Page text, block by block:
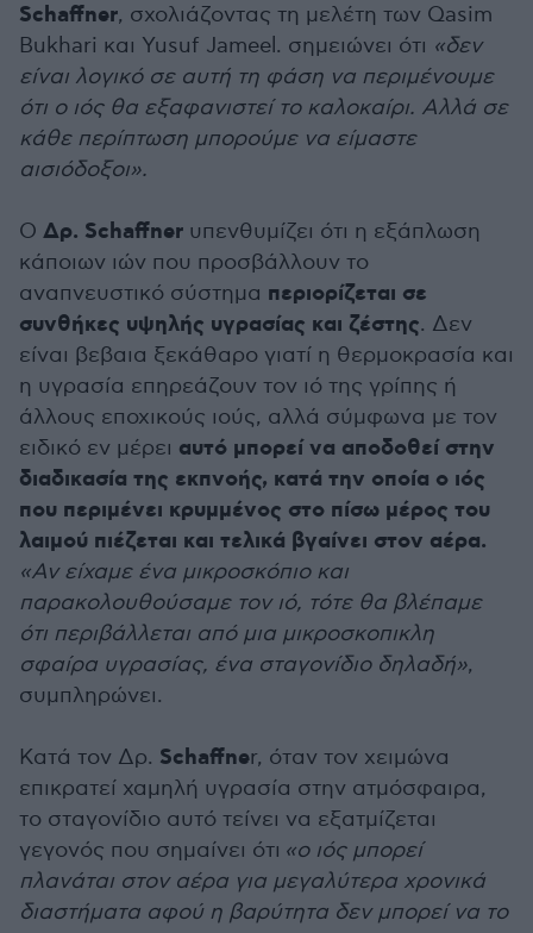
Schaffner, σχολιάζοντας τη μελέτη των Qasim
Bukhari και Yusuf Jameel. σημειώνει ότι «δεν
είναι λογικό σε αυτή τη φάση να περιμένουμε
ότι ο ιός θα εξαφανιστεί το καλοκαίρι. Αλλά σε
κάθε περίπτωση μπορούμε να είμαστε
αισιόδοξοι».
Ο Δρ. Schaffner υπενθυμίζει ότι η εξάπλωση
κάποιων ιών που προσβάλλουν το
αναπνευστικό σύστημα περιορίζεται σε
συνθήκες υψηλής υγρασίας και ζέστης. Δεν
είναι βεβαια ξεκάθαρο γιατί η θερμοκρασία και
η υγρασία επηρεάζουν τον ιό της γρίπης ή
άλλους εποχικούς ιούς, αλλά σύμφωνα με τον
ειδικό εν μέρει αυτό μπορεί να αποδοθεί στην
διαδικασία της εκπνοής, κατά την οποία ο ιός
που περιμένει κρυμμένος στο πίσω μέρος του
λαιμού πιέζεται και τελικά βγαίνει στον αέρα.
«Αν είχαμε ένα μικροσκόπιο και
παρακολουθούσαμε τον ιό, τότε θα βλέπαμε
ότι περιβάλλεται από μια μικροσκοπικλη
σφαίρα υγρασίας, ένα σταγονίδιο δηλαδή»,
συμπληρώνει.
Κατά τον Δρ. Schaffner, όταν τον χειμώνα
επικρατεί χαμηλή υγρασία στην ατμόσφαιρα,
το σταγονίδιο αυτό τείνει να εξατμίζεται
γεγονός που σημαίνει ότι «ο ιός μπορεί
πλανάται στον αέρα για μεγαλύτερα χρονικά
διαστήματα αφού η βαρύτητα δεν μπορεί να το